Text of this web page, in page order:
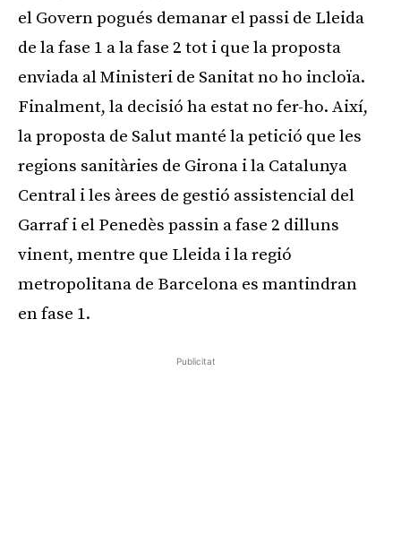
el Govern pogués demanar el passi de Lleida
de la fase 1 a la fase 2 tot i que la proposta
enviada al Ministeri de Sanitat no ho incloïa.
Finalment, la decisió ha estat no fer-ho. Així,
la proposta de Salut manté la petició que les
regions sanitàries de Girona i la Catalunya
Central i les àrees de gestió assistencial del
Garraf i el Penedès passin a fase 2 dilluns
vinent, mentre que Lleida i la regió
metropolitana de Barcelona es mantindran
en fase 1.
Publicitat